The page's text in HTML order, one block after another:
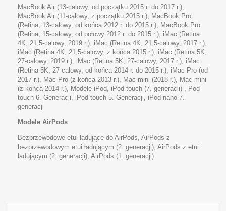
MacBook Air (13-calowy, od początku 2015 r. do 2017 r.),
MacBook Air (11-calowy, z początku 2015 r.), MacBook Pro
(Retina, 13-calowy, od końca 2012 r. do 2015 r.), MacBook Pro
(Retina, 15-calowy, od połowy 2012 r. do 2015 r.), iMac (Retina
4K, 21,5-calowy, 2019 r.), iMac (Retina 4K, 21,5-calowy, 2017 r.),
iMac (Retina 4K, 21,5-calowy, z końca 2015 r.), iMac (Retina 5K,
27-calowy, 2019 r.), iMac (Retina 5K, 27-calowy, 2017 r.), iMac
(Retina 5K, 27-calowy, od końca 2014 r. do 2015 r.), iMac Pro (od
2017 r.), Mac Pro (z końca 2013 r.), Mac mini (2018 r.), Mac mini
(z końca 2014 r.), Modele iPod, iPod touch (7. generacji) , Pod
touch 6. Generacji, iPod touch 5. Generacji, iPod nano 7.
generacji
Modele AirPods
Bezprzewodowe etui ładujące do AirPods, AirPods z
bezprzewodowym etui ładującym (2. generacji), AirPods z etui
ładującym (2. generacji), AirPods (1. generacji)